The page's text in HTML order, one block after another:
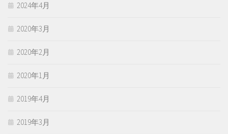
2024年4月
2020年3月
2020年2月
2020年1月
2019年4月
2019年3月